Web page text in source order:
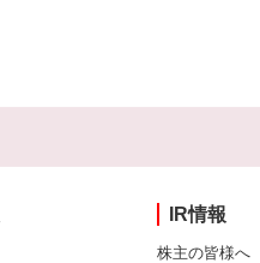
IR情報
株主の皆様へ